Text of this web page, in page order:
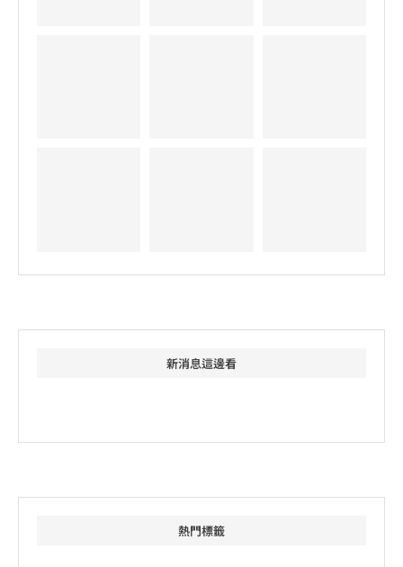
新消息這邊看
熱門標籤